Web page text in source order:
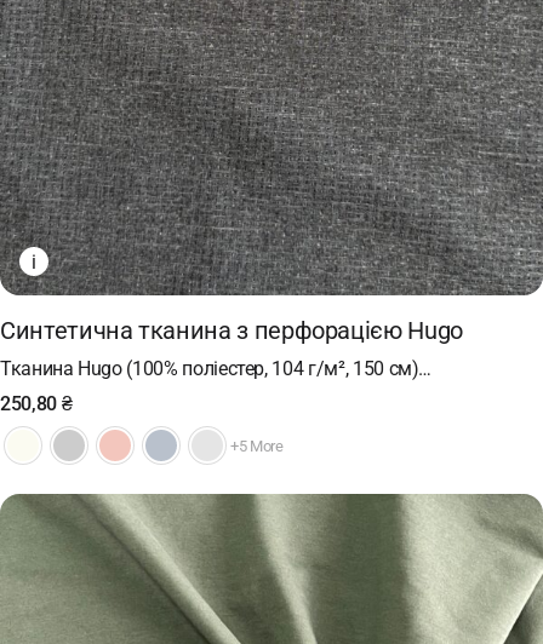
i
Синтетична тканина з перфорацією Hugo
Тканина Hugo (100% поліестер, 104 г/м², 150 см)…
250,80 ₴
+5 More